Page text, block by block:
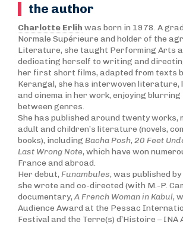
the author
Charlotte Erlih was born in 1978. A
Normale Supérieure and holder of the
Literature, she taught Performing Arts
dedicating herself to writing and
her first short films, adapted from texts
Kerangal, she has interwoven literature,
and cinema in her work, enjoying
between genres.
She has published around twenty works,
adult and children’s literature (novels,
books), including Bacha Posh, 20 Feet
Last Wrong Note, which have won
France and abroad.
Her debut, Funambules, was published
she wrote and co-directed (with M.-P.
documentary,A French Woman in Kabul,
Audience Award at the Pessac
Festival and the Terre(s) d’Histoire – INA